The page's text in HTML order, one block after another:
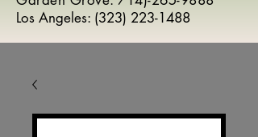
Los Angeles: (323) 223-1488